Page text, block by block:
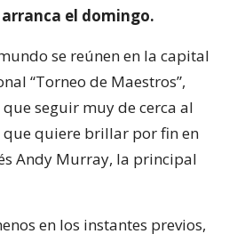
arranca el domingo.
se reúnen en la capital
“Torneo de Maestros”,
seguir muy de cerca al
que quiere brillar por fin en
Andy Murray, la principal
en los instantes previos,